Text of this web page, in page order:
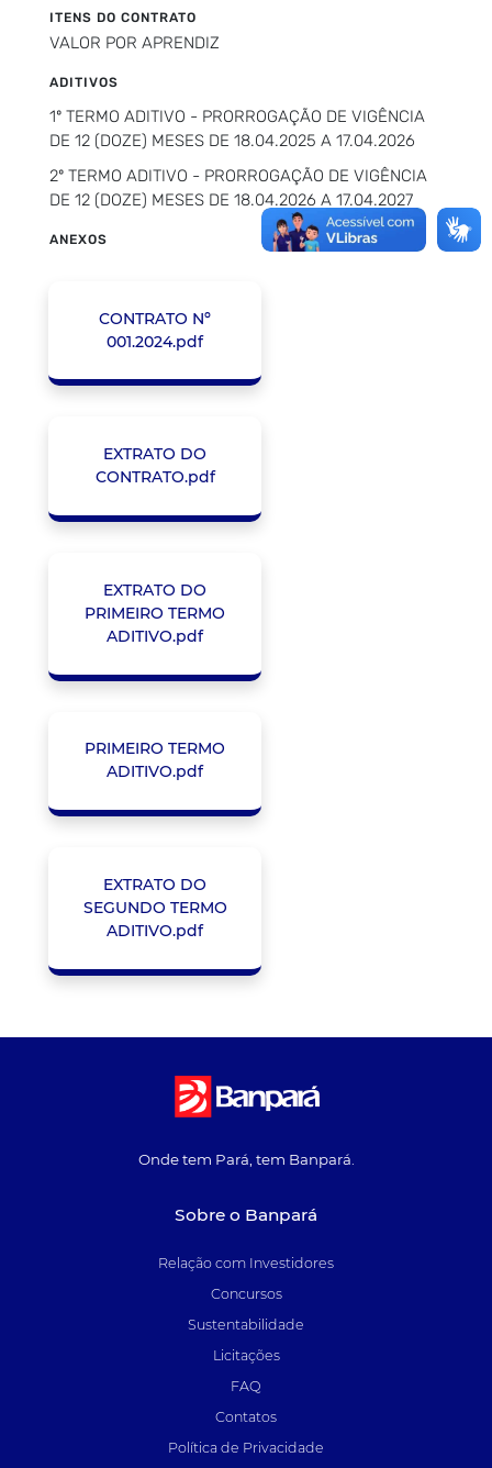
ITENS DO CONTRATO
VALOR POR APRENDIZ
ADITIVOS
1º TERMO ADITIVO - PRORROGAÇÃO DE VIGÊNCIA
DE 12 (DOZE) MESES DE 18.04.2025 A 17.04.2026
2º TERMO ADITIVO - PRORROGAÇÃO DE VIGÊNCIA
DE 12 (DOZE) MESES DE 18.04.2026 A 17.04.2027
ANEXOS
CONTRATO Nº
001.2024.pdf
EXTRATO DO
CONTRATO.pdf
EXTRATO DO
PRIMEIRO TERMO
ADITIVO.pdf
PRIMEIRO TERMO
ADITIVO.pdf
EXTRATO DO
SEGUNDO TERMO
ADITIVO.pdf
Onde tem Pará, tem Banpará.
Sobre o Banpará
Relação com Investidores
Concursos
Sustentabilidade
Licitações
FAQ
Contatos
Política de Privacidade